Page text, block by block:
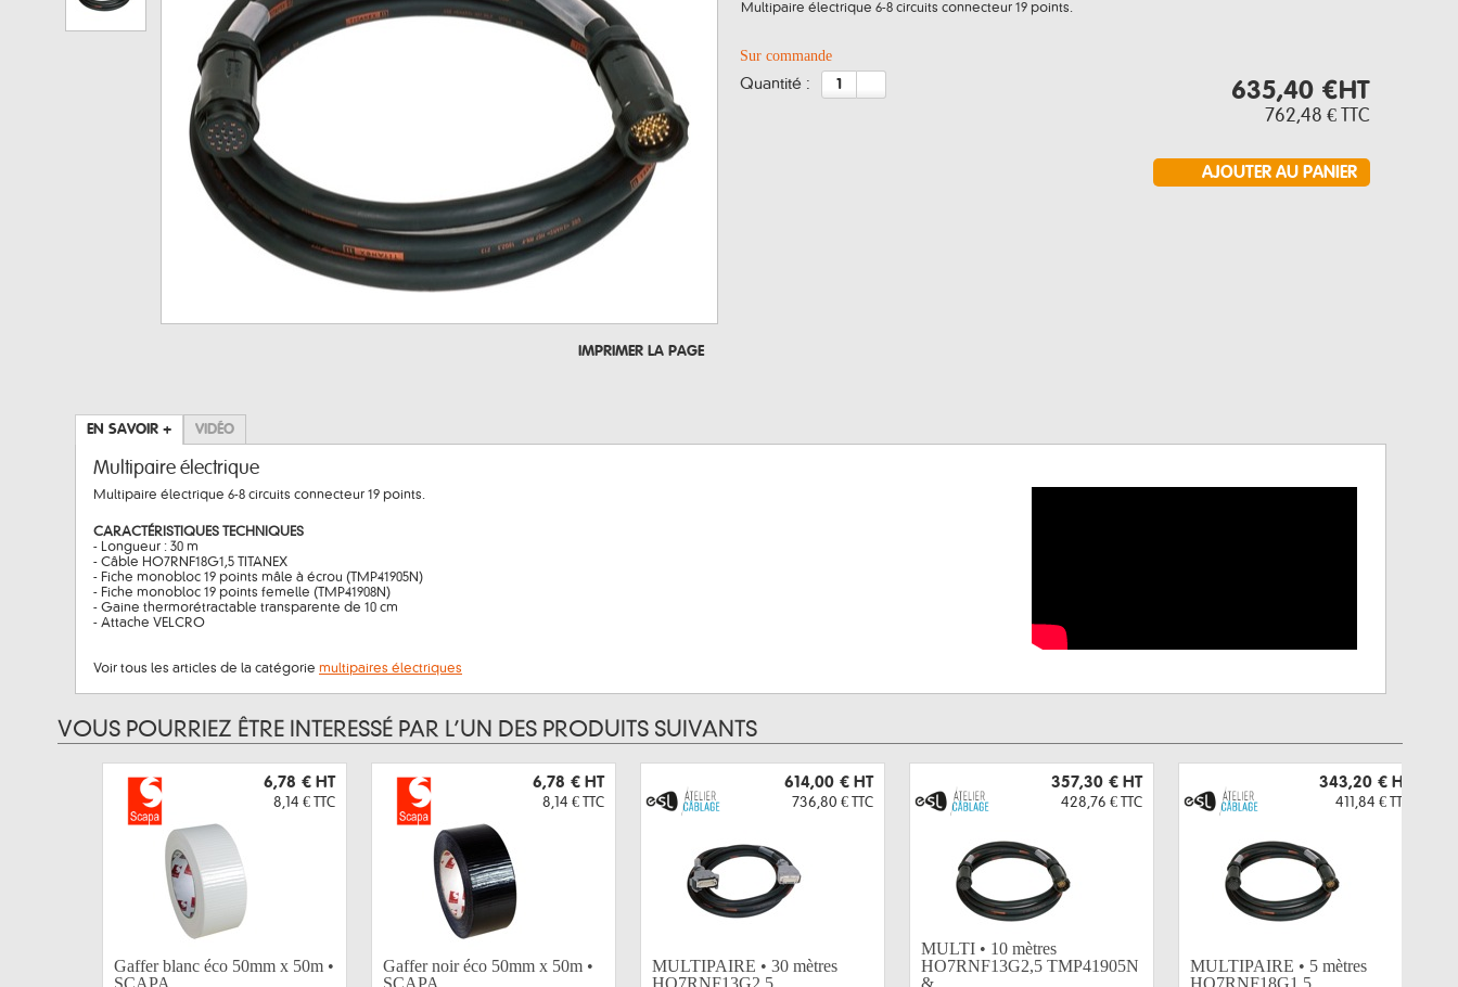
IMPRIMER LA PAGE
Multipaire électrique 6-8 circuits connecteur 19 points.
Sur commande
quantité : 635,40 €HT
762,48 € TTC
EN SAVOIR + VIDÉO
Multipaire électrique
Multipaire électrique 6-8 circuits connecteur 19 points.
CARACTÉRISTIQUES TECHNIQUES
- Longueur : 30 m
- Câble HO7RNF18G1,5 TITANEX
- Fiche monobloc 19 points mâle à écrou (TMP41905N)
- Fiche monobloc 19 points femelle (TMP41908N)
- Gaine thermorétractable transparente de 10 cm
- Attache VELCRO
Voir tous les articles de la catégorie multipaires électriques
VOUS POURRIEZ ÊTRE INTERESSÉ PAR L’UN DES PRODUITS SUIVANTS
6,78 € HT
8,14 € TTC
Gaffer blanc éco 50mm x 50m •
SCAPA
6,78 € HT
8,14 € TTC
Gaffer noir éco 50mm x 50m •
SCAPA
614,00 € HT
736,80 € TTC
MULTIPAIRE • 30 mètres
HO7RNF13G2,5...
357,30 € HT
428,76 € TTC
MULTI • 10 mètres
HO7RNF13G2,5 TMP41905N
&...
343,20 € HT
411,84 € TTC
MULTIPAIRE • 5 mètres
HO7RNF18G1,5...